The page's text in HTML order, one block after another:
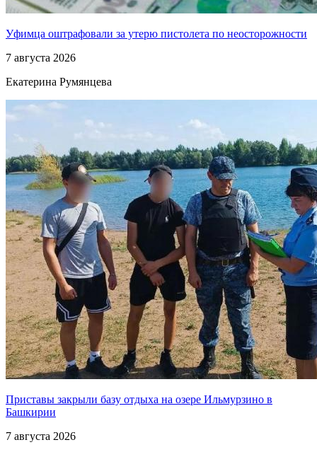
Уфимца оштрафовали за утерю пистолета по неосторожности
7 августа 2026
Екатерина Румянцева
Приставы закрыли базу отдыха на озере Ильмурзино в
Башкирии
7 августа 2026